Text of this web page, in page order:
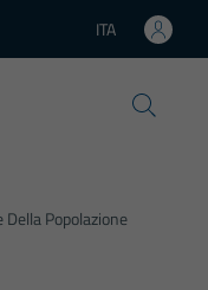
Lingua attiva:
ITA
Della Popolazione